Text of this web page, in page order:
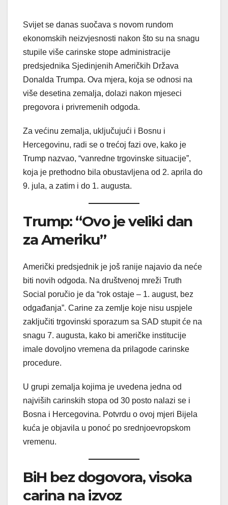
Svijet se danas suočava s novom rundom
ekonomskih neizvjesnosti nakon što su na snagu
stupile više carinske stope administracije
predsjednika Sjedinjenih Američkih Država
Donalda Trumpa. Ova mjera, koja se odnosi na
više desetina zemalja, dolazi nakon mjeseci
pregovora i privremenih odgoda.
Za većinu zemalja, uključujući i Bosnu i
Hercegovinu, radi se o trećoj fazi ove, kako je
Trump nazvao, “vanredne trgovinske situacije”,
koja je prethodno bila obustavljena od 2. aprila do
9. jula, a zatim i do 1. augusta.
Trump: “Ovo je veliki dan
za Ameriku”
Američki predsjednik je još ranije najavio da neće
biti novih odgoda. Na društvenoj mreži Truth
Social poručio je da “rok ostaje – 1. august, bez
odgađanja”. Carine za zemlje koje nisu uspjele
zaključiti trgovinski sporazum sa SAD stupit će na
snagu 7. augusta, kako bi američke institucije
imale dovoljno vremena da prilagode carinske
procedure.
U grupi zemalja kojima je uvedena jedna od
najviših carinskih stopa od 30 posto nalazi se i
Bosna i Hercegovina. Potvrdu o ovoj mjeri Bijela
kuća je objavila u ponoć po srednjoevropskom
vremenu.
BiH bez dogovora, visoka
carina na izvoz